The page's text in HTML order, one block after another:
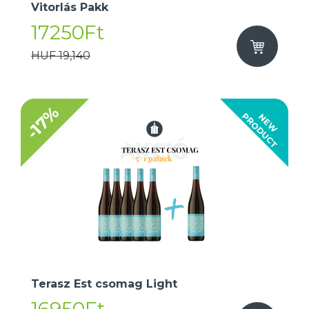
Vitorlás Pakk
17250Ft
HUF 19,140
N
E
W
P
R
O
D
U
C
T
-17%
Terasz Est csomag Light